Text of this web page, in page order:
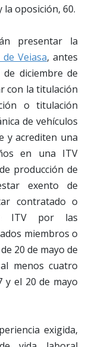
oposición, 60.
presentar la
Veiasa, antes
diciembre de
con la titulación
o titulación
de vehículos
y acrediten una
en una ITV
producción de
exento de
contratado o
ITV por las
miembros o
20 de mayo de
menos cuatro
y el 20 de mayo
exigida,